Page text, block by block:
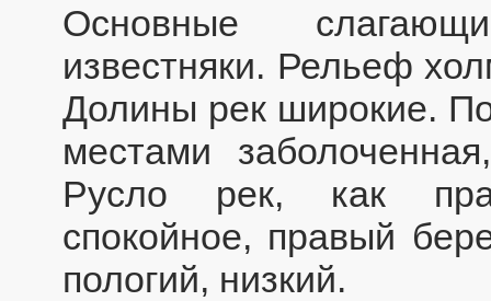
Основные
известняки. Рельеф
Долины рек широкие.
местами
Русло рек, как
спокойное, правый
пологий, низкий.